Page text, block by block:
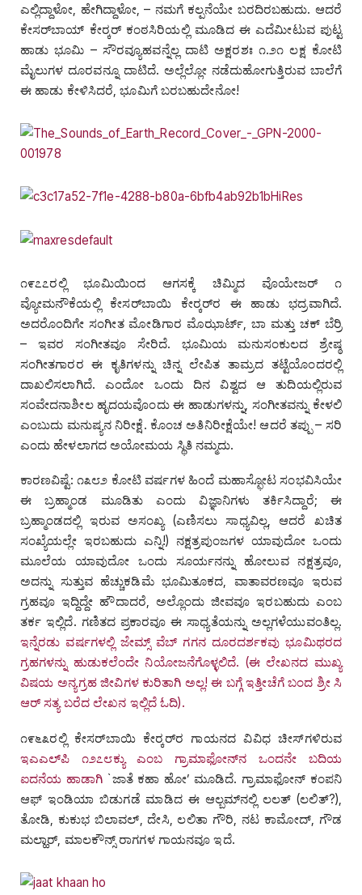
ಎಲ್ಲಿದ್ದಾಳೋ, ಹೇಗಿದ್ದಾಳೋ, – ನಮಗೆ ಕಲ್ಪನೆಯೇ ಬರದಿರಬಹುದು. ಆದರೆ
ಕೇಸರ್‌ಬಾಯ್‌ ಕೇರ್‍ಕರ್‌ ಕಂಠಸಿರಿಯಲ್ಲಿ ಮೂಡಿದ ಈ ಎದೆಮೀಟುವ ಪುಟ್ಟ
ಹಾಡು ಭೂಮಿ – ಸೌರವ್ಯೂಹವನ್ನೆಲ್ಲ ದಾಟಿ ಅಕ್ಷರಶಃ ೧.೨೧ ಲಕ್ಷ ಕೋಟಿ
ಮೈಲುಗಳ ದೂರವನ್ನೂ ದಾಟಿದೆ. ಅಲ್ಲೆಲ್ಲೋ ನಡೆದುಹೋಗುತ್ತಿರುವ ಬಾಲೆಗೆ
ಈ ಹಾಡು ಕೇಳಿಸಿದರೆ, ಭೂಮಿಗೆ ಬರಬಹುದೇನೋ!
೧೯೭೭ರಲ್ಲಿ ಭೂಮಿಯಿಂದ ಆಗಸಕ್ಕೆ ಚಿಮ್ಮಿದ ವೊಯೇಜರ್‌ ೧
ವ್ಯೋಮನೌಕೆಯಲ್ಲಿ ಕೇಸರ್‌ಬಾಯಿ ಕೇರ್‍ಕರ್‌ರ ಈ ಹಾಡು ಭದ್ರವಾಗಿದೆ.
ಅದರೊಂದಿಗೇ ಸಂಗೀತ ಮೋಡಿಗಾರ ಮೊಝಾರ್ಟ್‌, ಬಾ ಮತ್ತು ಚಕ್‌ ಬೆರ್‍ರಿ
– ಇವರ ಸಂಗೀತವೂ ಸೇರಿದೆ. ಭೂಮಿಯ ಮನುಸಂಕುಲದ ಶ್ರೇಷ್ಠ
ಸಂಗೀತಗಾರರ ಈ ಕೃತಿಗಳನ್ನು ಚಿನ್ನ ಲೇಪಿತ ತಾಮ್ರದ ತಟ್ಟೆಯೊಂದರಲ್ಲಿ
ದಾಖಲಿಸಲಾಗಿದೆ. ಎಂದೋ ಒಂದು ದಿನ ವಿಶ್ವದ ಆ ತುದಿಯಲ್ಲಿರುವ
ಸಂವೇದನಾಶೀಲ ಹೃದಯವೊಂದು ಈ ಹಾಡುಗಳನ್ನು, ಸಂಗೀತವನ್ನು ಕೇಳಲಿ
ಎಂಬುದು ಮನುಷ್ಯನ ನಿರೀಕ್ಷೆ. ಕೊಂಚ ಅತಿನಿರೀಕ್ಷೆಯೇ! ಆದರೆ ತಪ್ಪು – ಸರಿ
ಎಂದು ಹೇಳಲಾಗದ ಅಯೋಮಯ ಸ್ಥಿತಿ ನಮ್ಮದು.
ಕಾರಣವಿಷ್ಟೆ: ೧೩೮೨ ಕೋಟಿ ವರ್ಷಗಳ ಹಿಂದೆ ಮಹಾಸ್ಫೋಟ ಸಂಭವಿಸಿಯೇ
ಈ ಬ್ರಹ್ಮಾಂಡ ಮೂಡಿತು ಎಂದು ವಿಜ್ಞಾನಿಗಳು ತರ್ಕಿಸಿದ್ದಾರೆ; ಈ
ಬ್ರಹ್ಮಾಂಡದಲ್ಲಿ ಇರುವ ಅಸಂಖ್ಯ (ಎಣಿಸಲು ಸಾಧ್ಯವಿಲ್ಲ, ಆದರೆ ಖಚಿತ
ಸಂಖ್ಯೆಯಲ್ಲೇ ಇರಬಹುದು ಎನ್ನಿ!) ನಕ್ಷತ್ರಪುಂಜಗಳ ಯಾವುದೋ ಒಂದು
ಮೂಲೆಯ ಯಾವುದೋ ಒಂದು ಸೂರ್ಯನನ್ನು ಹೋಲುವ ನಕ್ಷತ್ರವೂ,
ಅದನ್ನು ಸುತ್ತುವ ಹೆಚ್ಚುಕಡಿಮೆ ಭೂಮಿತೂಕದ, ವಾತಾವರಣವೂ ಇರುವ
ಗ್ರಹವೂ ಇದ್ದಿದ್ದೇ ಹೌದಾದರೆ, ಅಲ್ಲೊಂದು ಜೀವವೂ ಇರಬಹುದು ಎಂಬ
ತರ್ಕ ಇಲ್ಲಿದೆ. ಗಣಿತದ ಪ್ರಕಾರವೂ ಈ ಸಾಧ್ಯತೆಯನ್ನು ಅಲ್ಲಗಳೆಯುವಂತಿಲ್ಲ.
ಇನ್ನೆರಡು ವರ್ಷಗಳಲ್ಲಿ ಜೇಮ್ಸ್‌ ವೆಬ್‌ ಗಗನ ದೂರದರ್ಶಕವು ಭೂಮಿಥರದ
ಗ್ರಹಗಳನ್ನು ಹುಡುಕಲೆಂದೇ ನಿಯೋಜನೆಗೊಳ್ಳಲಿದೆ. (ಈ ಲೇಖನದ ಮುಖ್ಯ
ವಿಷಯ ಅನ್ಯಗ್ರಹ ಜೀವಿಗಳ ಕುರಿತಾಗಿ ಅಲ್ಲ! ಈ ಬಗ್ಗೆ ಇತ್ತೀಚೆಗೆ ಬಂದ ಶ್ರೀ ಸಿ
ಆರ್‌ ಸತ್ಯ ಬರೆದ ಲೇಖನ ಇಲ್ಲಿದೆ ಓದಿ).
೧೯೬೩ರಲ್ಲಿ ಕೇಸರ್‌ಬಾಯಿ ಕೇರ್‍ಕರ್‌ರ ಗಾಯನದ ವಿವಿಧ ಚೀಸ್‌ಗಳಿರುವ
ಇಎಎಲ್‌ಪಿ ೧೨೭೮ಕ್ಯು ಎಂಬ ಗ್ರಾಮಾಫೋನ್‌ನ ಒಂದನೇ ಬದಿಯ
ಐದನೆಯ ಹಾಡಾಗಿ `ಜಾತೆ ಕಹಾ ಹೋ’ ಮೂಡಿದೆ. ಗ್ರಾಮಾಫೋನ್‌ ಕಂಪನಿ
ಆಫ್‌ ಇಂಡಿಯಾ ಬಿಡುಗಡೆ ಮಾಡಿದ ಈ ಆಲ್ಬಮ್‌ನಲ್ಲಿ ಲಲತ್‌ (ಲಲಿತ್‌?),
ತೋಡಿ, ಕುಕುಭ ಬಿಲಾವಲ್‌, ದೇಸಿ, ಲಲಿತಾ ಗೌರಿ, ನಟ ಕಾಮೋದ್‌, ಗೌಡ
ಮಲ್ಹಾರ್‌, ಮಾಲಕೌನ್ಸ್‌ ರಾಗಗಳ ಗಾಯನವೂ ಇದೆ.